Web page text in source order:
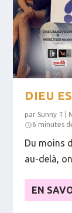
DIEU
par Sunny T
6 minutes
Du moins
au-delà,
EN